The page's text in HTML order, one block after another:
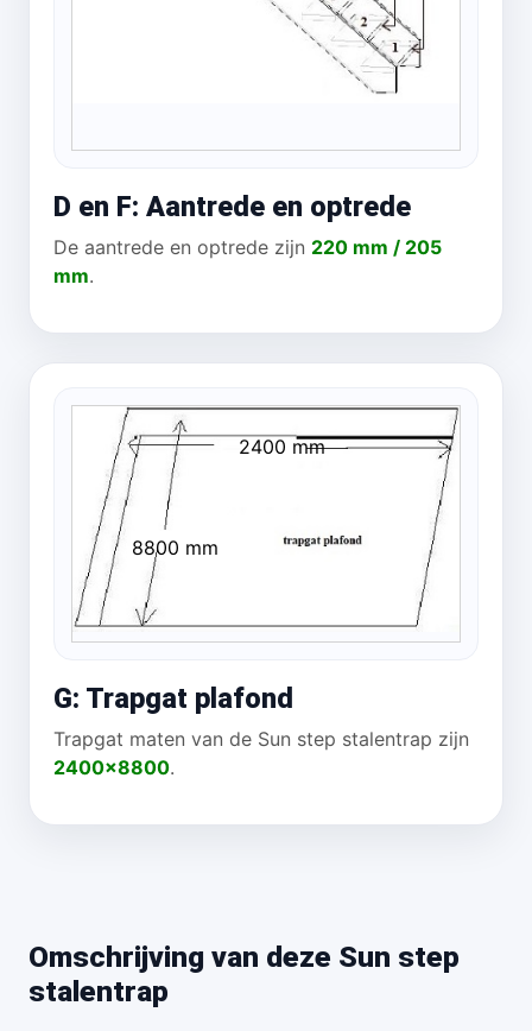
D en F: Aantrede en optrede
De aantrede en optrede zijn 220 mm / 205
mm.
2400 mm
8800 mm
G: Trapgat plafond
Trapgat maten van de Sun step stalentrap zijn
2400x8800.
Omschrijving van deze Sun step
stalentrap